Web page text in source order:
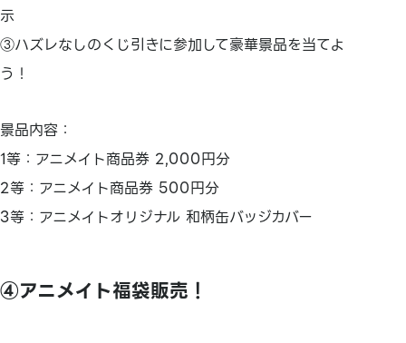
示
③ハズレなしのくじ引きに参加して豪華景品を当てよ
う！
景品内容：
1等：アニメイト商品券 2,000円分
2等：アニメイト商品券 500円分
3等：アニメイトオリジナル 和柄缶バッジカバー
④アニメイト福袋販売！